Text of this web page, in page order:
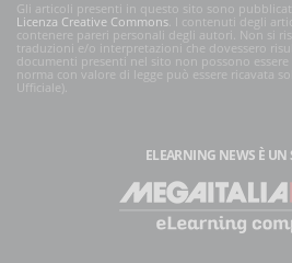
Gli articoli presenti in questo sito sono
Licenza Creative Commons. I contenuti degli
contenere pareri personali degli autori. Non si
traduzioni e/o interpretazioni che dovessero
documenti presenti nel sito non possono
norma con valore di legge può essere ricavata
Ufficiale).
ELEARNING NEWS È UN